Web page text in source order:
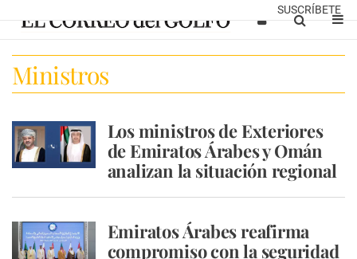
SUSCRÍBETE
Ministros
Los ministros de Exteriores
de Emiratos Árabes y Omán
analizan la situación regional
Emiratos Árabes reafirma
compromiso con la seguridad